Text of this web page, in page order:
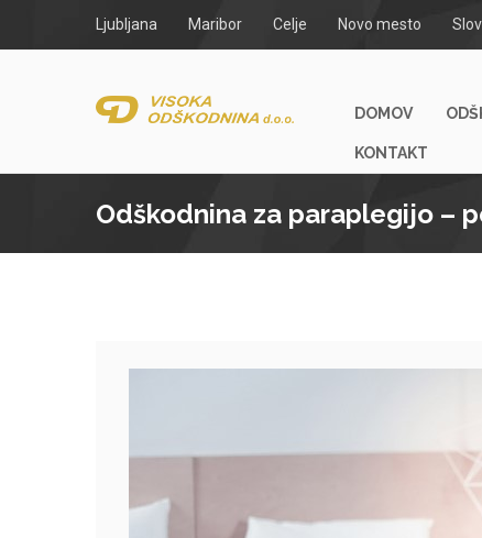
Ljubljana Maribor Celje Novo mesto
DOMOV
KONTAKT
Odškodnina za paraplegijo –